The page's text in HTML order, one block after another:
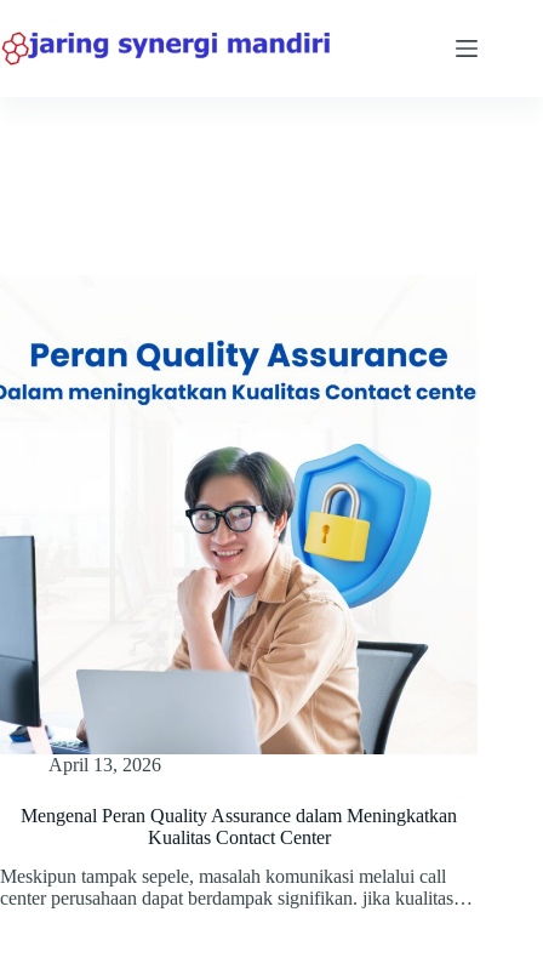
April 13, 2026
Mengenal Peran Quality Assurance dalam Meningkatkan
Kualitas Contact Center
Meskipun tampak sepele, masalah komunikasi melalui call
center perusahaan dapat berdampak signifikan. jika kualitas…